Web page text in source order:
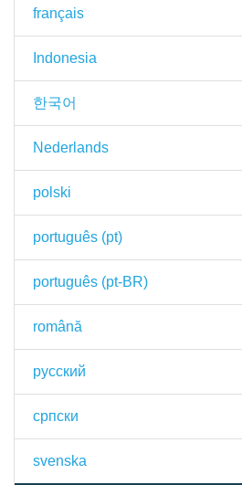
français
Indonesia
한국어
Nederlands
polski
português (pt)
português (pt-BR)
română
русский
српски
svenska